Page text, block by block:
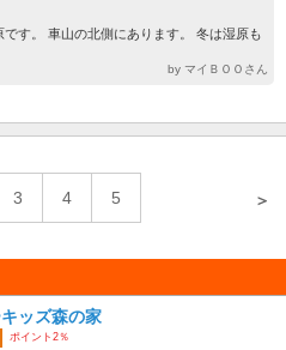
す。 車山の北側にあります。 冬は湿原も
by マイＢＯＯさん
3 4 5 ＞
ッズ森の家
ポイント2％